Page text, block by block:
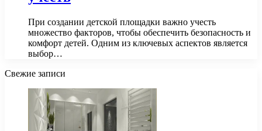
При создании детской площадки важно учесть
множество факторов, чтобы обеспечить безопасность и
комфорт детей. Одним из ключевых аспектов является
выбор…
Свежие записи